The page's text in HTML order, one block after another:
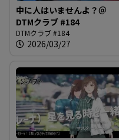
中に人はいませんよ？＠
DTMクラブ #184
DTMクラブ #184
2026/03/27